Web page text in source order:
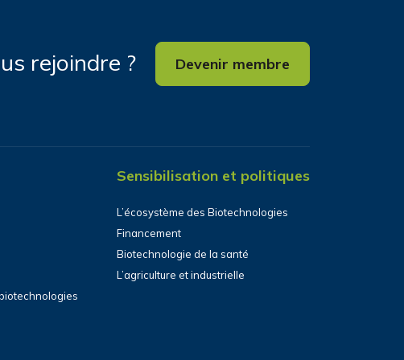
rejoindre ? Devenir membre
Sensibilisation et politiques
L’écosystème des Biotechnologies
Financement
Biotechnologie de la santé
L’agriculture et industrielle